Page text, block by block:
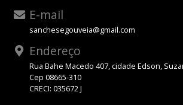
E-mail
sanchesegouveia@gmail.com
Endereço
Rua Bahe Macedo 407, cidade Edson,
Cep 08665-310
CRECI: 035672 J